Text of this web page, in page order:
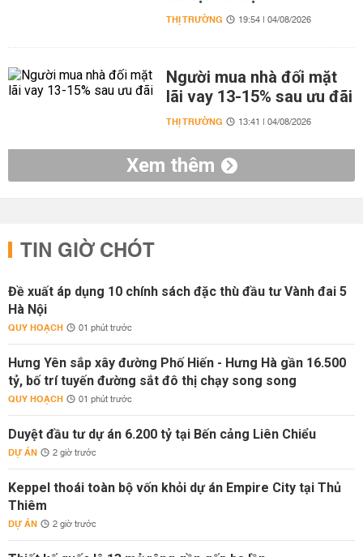
THỊ TRƯỜNG 19:54 | 04/08/2026
Người mua nhà đối mặt
lãi vay 13-15% sau ưu đãi
THỊ TRƯỜNG 13:41 | 04/08/2026
Xem thêm
TIN GIỜ CHÓT
Đề xuất áp dụng 10 chính sách đặc thù đầu tư Vành đai 5
Hà Nội
QUY HOẠCH 01 phút trước
Hưng Yên sắp xây đường Phố Hiến - Hưng Hà gần 16.500
tỷ, bố trí tuyến đường sắt đô thị chạy song song
QUY HOẠCH 01 phút trước
Duyệt đầu tư dự án 6.200 tỷ tại Bến cảng Liên Chiểu
DỰ ÁN 2 giờ trước
Keppel thoái toàn bộ vốn khỏi dự án Empire City tại Thủ
Thiêm
DỰ ÁN 2 giờ trước